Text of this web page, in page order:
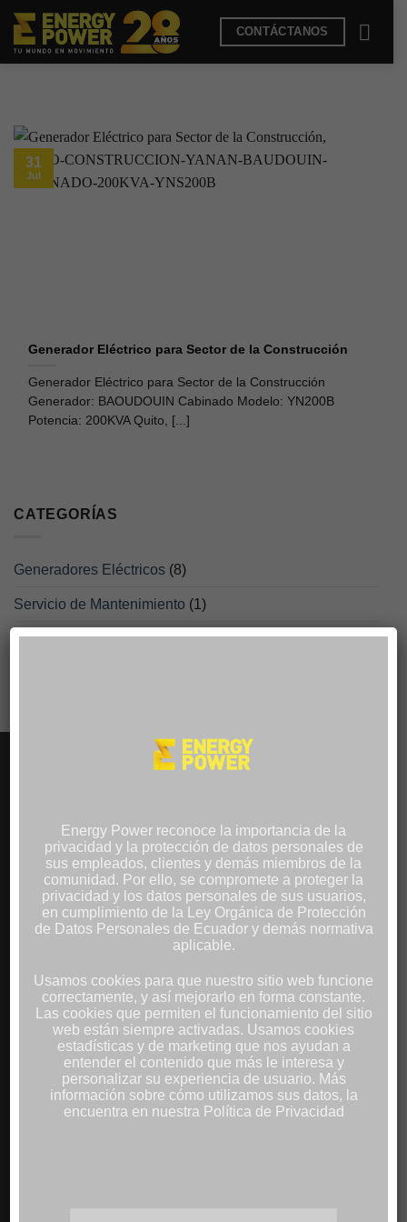
Saltar
contenido
CONTÁCTANOS
Generador Eléctrico para Sector de la Construcción
Generador Eléctrico para Sector de la Construcción
Generador: BAOUDOUIN Cabinado Modelo: YN200B
Potencia: 200KVA Quito, [...]
31
Jul
CATEGORÍAS
Generadores Eléctricos (8)
Servicio de Mantenimiento (1)
Sistemas Solares(1)
Motores Estacionarios
Repuestos
Paneles Solares
Inversores
Proyectos Solares Integrales
Calentamiento Solar de Agua
Iluminación Solar
SERVICIOS
Servicio de Mantenimiento
Energy Power reconoce la importancia de la
privacidad y la protección de datos personales de
sus empleados, clientes y demás miembros de la
comunidad. Por ello, se compromete a proteger la
privacidad y los datos personales de sus usuarios,
en cumplimiento de la Ley Orgánica de Protección
de Datos Personales de Ecuador y demás normativa
aplicable.
Usamos cookies para que nuestro sitio web funcione
correctamente, y así mejorarlo en forma constante.
Las cookies que permiten el funcionamiento del sitio
web están siempre activadas. Usamos cookies
estadísticas y de marketing que nos ayudan a
entender el contenido que más le interesa y
personalizar su experiencia de usuario. Más
información sobre cómo utilizamos sus datos, la
encuentra en nuestra Política de Privacidad